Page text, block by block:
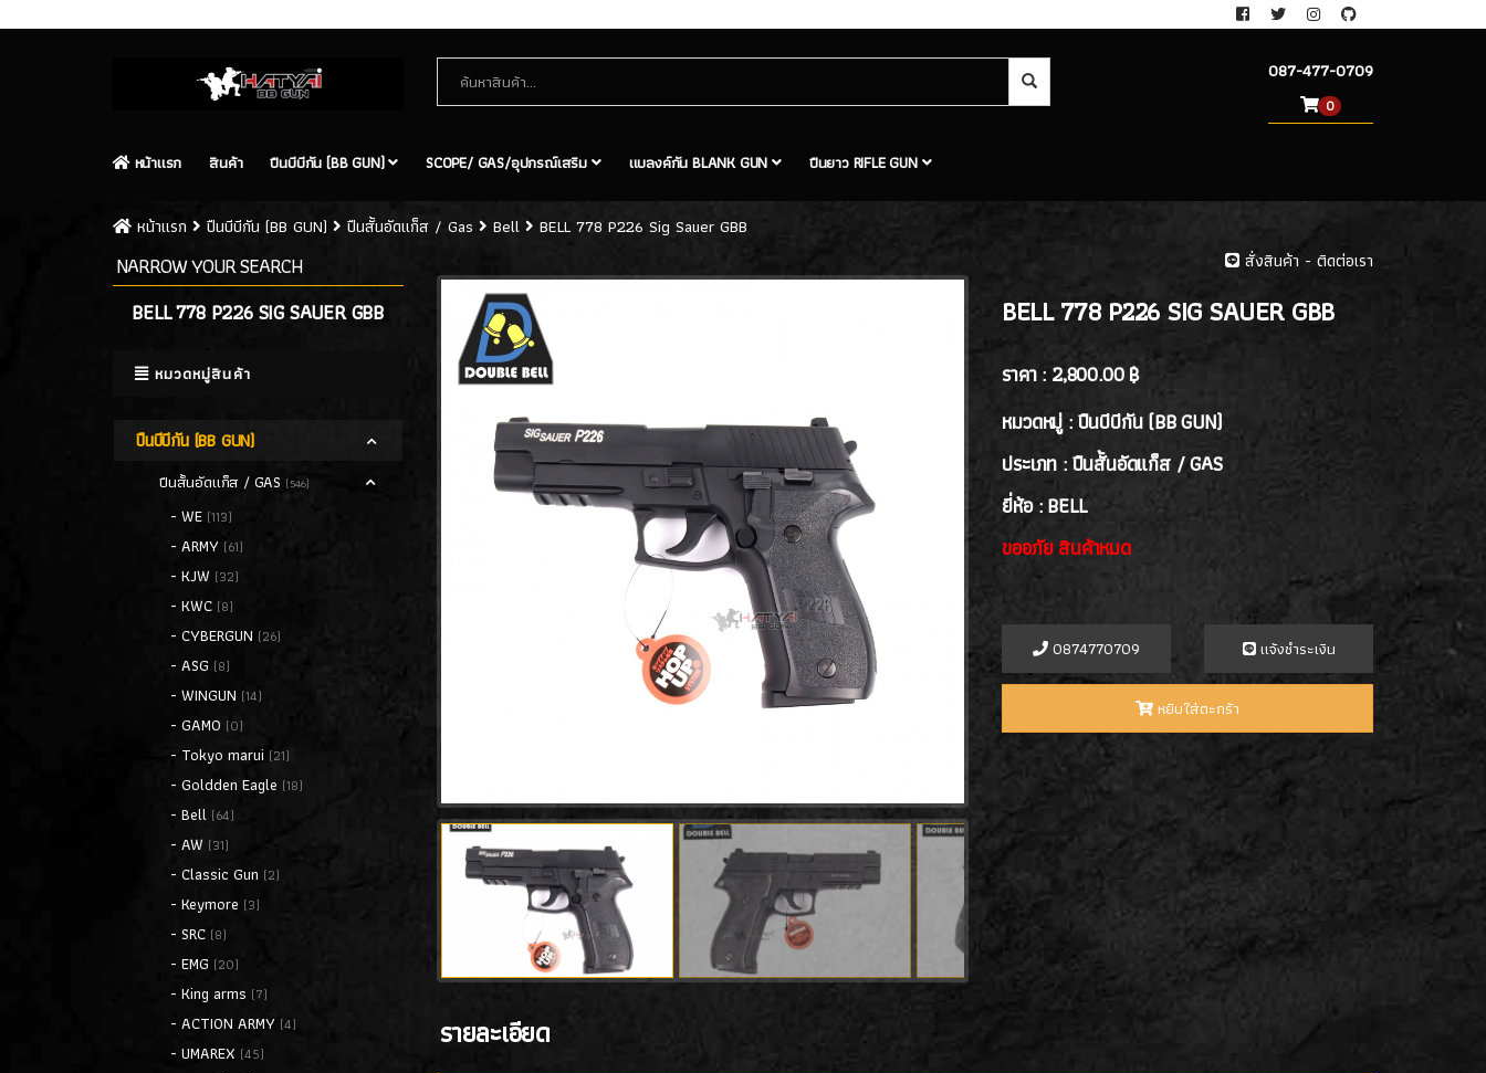
087-477-0709
0
หน้าเเรก สินค้า ปืนบีบีกัน (BB GUN) SCOPE/ GAS/อุปกรณ์เสริม แบลงค์กัน BLANK GUN ปืนยาว RIFLE GUN
หน้าเเรก ปืนบีบีกัน (BB GUN) ปืนสั้นอัดแก็ส / Gas Bell BELL 778 P226 Sig Sauer GBB
NARROW YOUR SEARCH
BELL 778 P226 SIG SAUER GBB
หมวดหมู่สินค้า
ปืนบีบีกัน (BB GUN)
ปืนสั้นอัดแก็ส / GAS (546)
- WE (113)
- ARMY (61)
- KJW (32)
- KWC (8)
- CYBERGUN (26)
- ASG (8)
- WINGUN (14)
- GAMO (0)
- Tokyo marui (21)
- Goldden Eagle (18)
- Bell (64)
- AW (31)
- Classic Gun (2)
- Keymore (3)
- SRC (8)
- EMG (20)
- King arms (7)
- ACTION ARMY (4)
- UMAREX (45)
สั่งสินค้า - ติดต่อเรา
BELL 778 P226 SIG SAUER GBB
ราคา : 2,800.00 ฿
หมวดหมู่ : ปืนบีบีกัน (BB GUN)
ประเภท : ปืนสั้นอัดแก็ส / GAS
ยี่ห้อ : BELL
ขออภัย สินค้าหมด
0874770709 เเจ้งชำระเงิน
หยิบใส่ตะกร้า
รายละเอียด